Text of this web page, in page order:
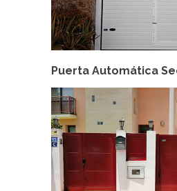
Puerta Automática